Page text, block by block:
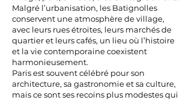
Malgré l’urbanisation, les Batignolles
conservent une atmosphère de village,
avec leurs rues étroites, leurs marchés de
quartier et leurs cafés, un lieu où l’histoire
et la vie contemporaine coexistent
harmonieusement.
Paris est souvent célébré pour son
architecture, sa gastronomie et sa culture,
mais ce sont ses recoins plus modestes qui